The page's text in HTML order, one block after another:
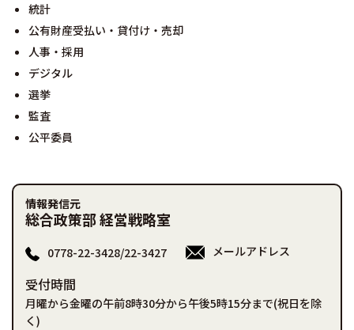
統計
公有財産受払い・貸付け・売却
人事・採用
デジタル
選挙
監査
公平委員
情報発信元
総合政策部 経営戦略室
0778-22-3428/22-3427 メールアドレス
受付時間
月曜から金曜の午前8時30分から午後5時15分まで(祝日を除
く)